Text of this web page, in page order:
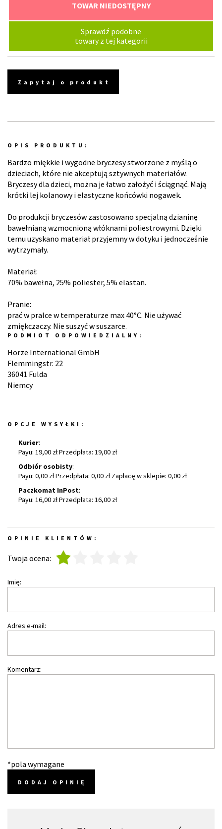
TOWAR NIEDOSTĘPNY
Sprawdź podobne
towary z tej kategorii
Zapytaj o produkt
OPIS PRODUKTU:
Bardzo miękkie i wygodne bryczesy stworzone z myślą o
dzieciach, które nie akceptują sztywnych materiałów.
Bryczesy dla dzieci, można je łatwo założyć i ściągnąć. Mają
krótki lej kolanowy i elastyczne końcówki nogawek.
Do produkcji bryczesów zastosowano specjalną dzianinę
bawełnianą wzmocnioną włóknami poliestrowymi. Dzięki
temu uzyskano materiał przyjemny w dotyku i jednocześnie
wytrzymały.
Materiał:
70% bawełna, 25% poliester, 5% elastan.
Pranie:
prać w pralce w temperaturze max 40°C. Nie używać
zmiękczaczy. Nie suszyć w suszarce.
PODMIOT ODPOWIEDZIALNY:
Horze International GmbH
Flemmingstr. 22
36041 Fulda
Niemcy
OPCJE WYSYŁKI:
Kurier:
Payu: 19,00 zł Przedpłata: 19,00 zł
Odbiór osobisty:
Payu: 0,00 zł Przedpłata: 0,00 zł Zapłacę w sklepie: 0,00 zł
Paczkomat InPost:
Payu: 16,00 zł Przedpłata: 16,00 zł
OPINIE KLIENTÓW:
Twoja ocena:
Imię:
Adres e-mail:
Komentarz:
*pola wymagane
DODAJ OPINIĘ